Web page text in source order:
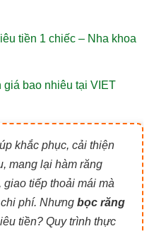
tiền 1 chiếc – Nha khoa
bao nhiêu tại VIET
khắc phục, cải thiện
mang lại hàm răng
tiếp thoải mái mà
phí. Nhưng bọc răng
tiền? Quy trình thực